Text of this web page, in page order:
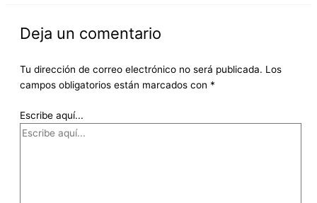
Deja un comentario
Tu dirección de correo electrónico no será publicada. Los
campos obligatorios están marcados con *
Escribe aquí...